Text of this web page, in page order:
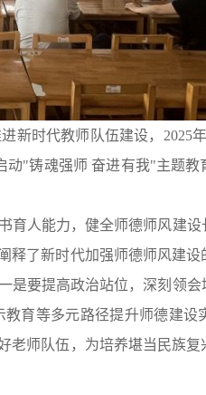
新时代教师队伍建设， 2025
动"铸魂强师 奋进有我"主题
育人能力，健全师德师风建
释了新时代加强师德师风建设
是要提高政治站位，深刻领
育等多元路径提升师德建设
老师队伍，为培养堪当民族